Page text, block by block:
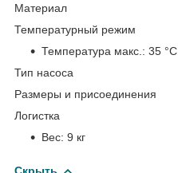
Материал
Температурный режим
Температура макс.: 35 °С
Тип насоса
Размеры и присоединения
Логистка
Вес: 9 кг
Скрыть